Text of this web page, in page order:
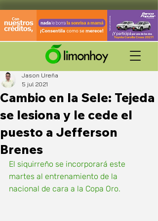
Cambio en la Sele: Tejeda
se lesiona y le cede el
puesto a Jefferson
Brenes
Jason Ureña
5 jul 2021
El siquirreño se incorporará este
martes al entrenamiento de la
nacional de cara a la Copa Oro.